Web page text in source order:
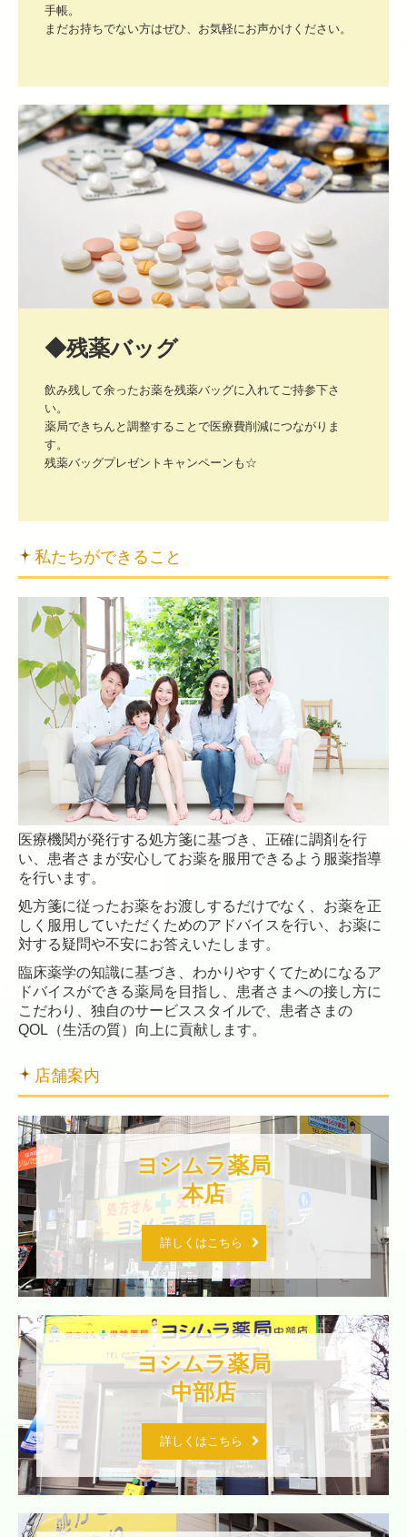
手帳。
まだお持ちでない方はぜひ、お気軽にお声かけください。
◆残薬バッグ
飲み残して余ったお薬を残薬バッグに入れてご持参下さ
い。
薬局できちんと調整することで医療費削減につながりま
す。
残薬バッグプレゼントキャンペーンも☆
私たちができること
医療機関が発行する処方箋に基づき、正確に調剤を行
い、患者さまが安心してお薬を服用できるよう服薬指導
を行います。
処方箋に従ったお薬をお渡しするだけでなく、お薬を正
しく服用していただくためのアドバイスを行い、お薬に
対する疑問や不安にお答えいたします。
臨床薬学の知識に基づき、わかりやすくてためになるア
ドバイスができる薬局を目指し、患者さまへの接し方に
こだわり、独自のサービススタイルで、患者さまの
QOL（生活の質）向上に貢献します。
店舗案内
ヨシムラ薬局
本店
詳しくはこちら
ヨシムラ薬局
中部店
詳しくはこちら